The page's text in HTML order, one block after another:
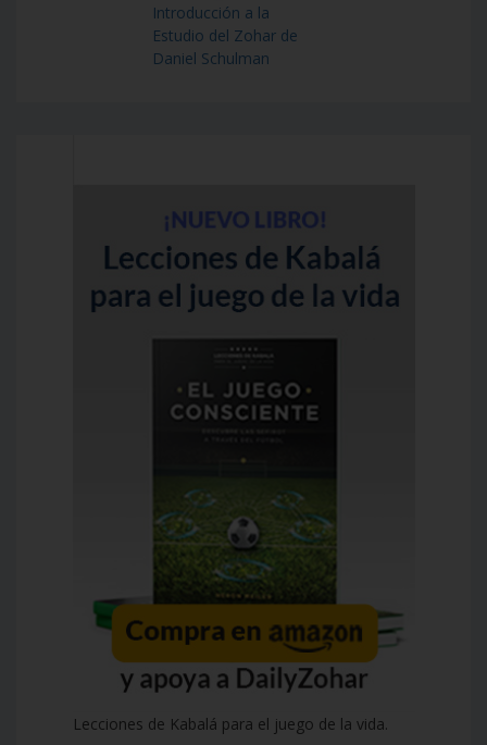
Introducción a la
Estudio del Zohar de
Daniel Schulman
Lecciones de Kabalá para el juego de la vida.